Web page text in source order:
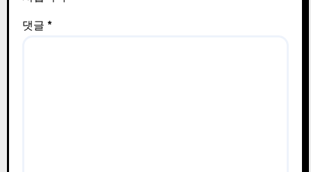
댓글 *